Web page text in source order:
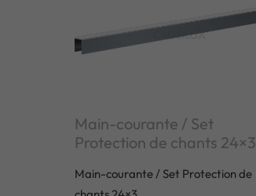
Main-courante / Set
Protection de chants 24×3
Main-courante / Set Protection de